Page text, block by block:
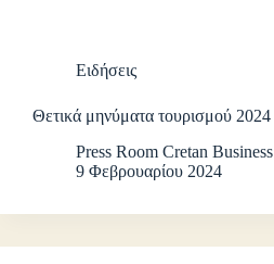
Ειδήσεις
Θετικά μηνύματα τουρισμού 2024
Press Room Cretan Business
9 Φεβρουαρίου 2024